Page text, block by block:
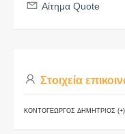
Αίτημα Quote
Στοιχεία
ΚΟΝΤΟΓΕΩΡΓΟΣ ΔΗΜΗΤΡΙΟΣ (+)